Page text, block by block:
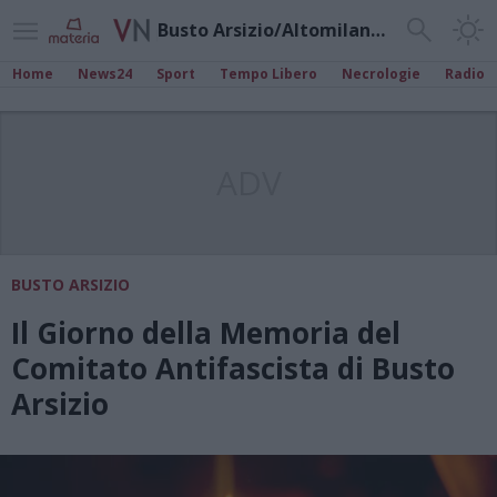
Busto Arsizio/Altomilanese
Home News24 Sport Tempo Libero Necrologie Radio
BUSTO ARSIZIO
Il Giorno della Memoria del
Comitato Antifascista di Busto
Arsizio